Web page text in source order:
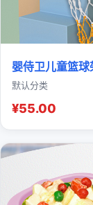
婴侍卫儿童篮
默认分类
¥55.00